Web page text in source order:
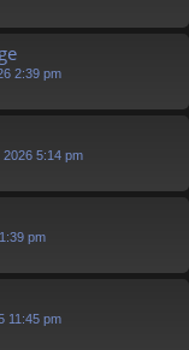
2:39 pm
2026 5:14 pm
pm
11:45 pm